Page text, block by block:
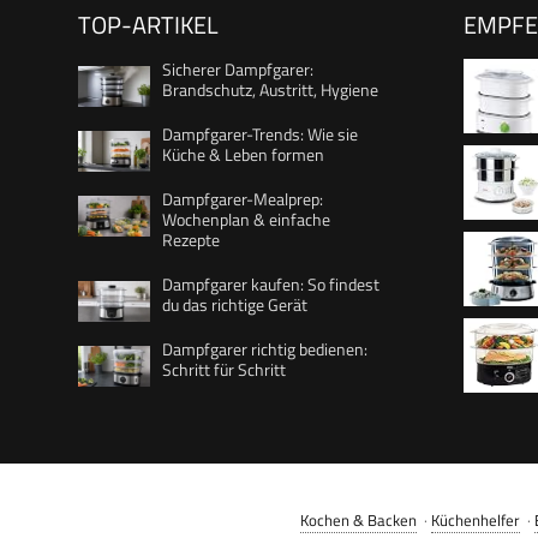
TOP-ARTIKEL
Sicherer Dampfgarer:
Brandschutz, Austritt, Hygiene
Dampfgarer-Trends: Wie sie
Küche & Leben formen
Dampfgarer-Mealprep:
Wochenplan & einfache
Rezepte
Dampfgarer kaufen: So findest
du das richtige Gerät
Dampfgarer richtig bedienen:
Schritt für Schritt
Timer
19270-
Kochen & Backen· Küchenhelfer·